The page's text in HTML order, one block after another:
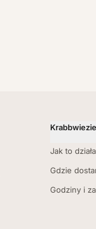
Krabbwiezie
Jak to
Gdzie
Godziny i